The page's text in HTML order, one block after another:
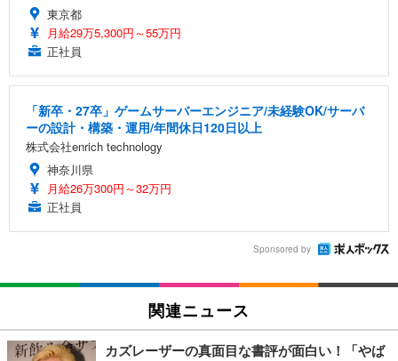
東京都
月給29万5,300円～55万円
正社員
「新卒・27卒」ゲームサーバーエンジニア/未経験OK/サーバ
ーの設計・構築・運用/年間休日120日以上
株式会社enrich technology
神奈川県
月給26万300円～32万円
正社員
Sponsored by
関連ニュース
カズレーザーの真面目な書評が面白い！「やば